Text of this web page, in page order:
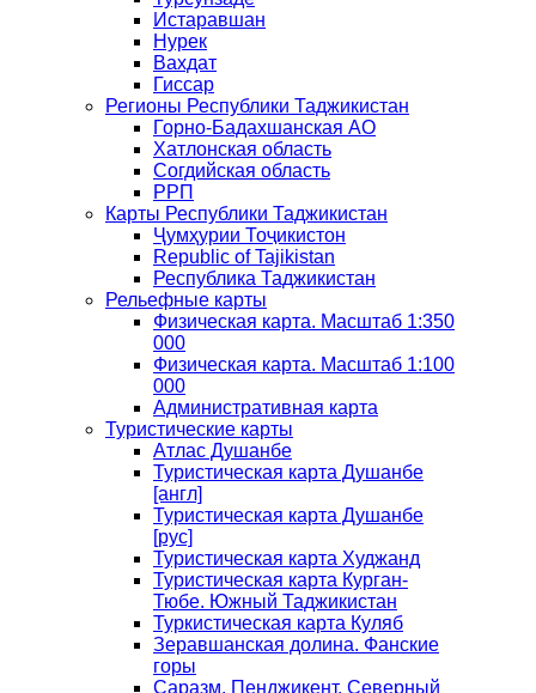
Истаравшан
Нурек
Вахдат
Гиссар
Регионы Республики Таджикистан
Горно-Бадахшанская АО
Хатлонская область
Согдийская область
РРП
Карты Республики Таджикистан
Ҷумҳурии Тоҷикистон
Republic of Tajikistan
Республика Таджикистан
Рельефные карты
Физическая карта. Масштаб 1:350
000
Физическая карта. Масштаб 1:100
000
Административная карта
Туристические карты
Атлас Душанбе
Туристическая карта Душанбе
[англ]
Туристическая карта Душанбе
[рус]
Туристическая карта Худжанд
Туристическая карта Курган-
Тюбе. Южный Таджикистан
Туркистическая карта Куляб
Зеравшанская долина. Фанские
горы
Саразм. Пенджикент. Северный